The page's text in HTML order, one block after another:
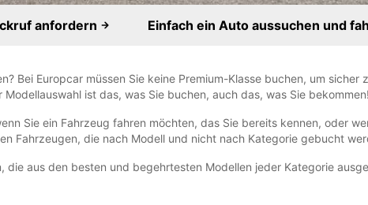
anfordern Einfach ein Auto aussuchen und
Bei Europcar müssen Sie keine Premium-Klasse buchen, um
ist das, was Sie buchen, auch das, was Sie bekommen!
Sie ein Fahrzeug fahren möchten, das Sie bereits kennen, oder
Fahrzeugen, die nach Modell und nicht nach Kategorie gebucht
die aus den besten und begehrtesten Modellen jeder Kategorie